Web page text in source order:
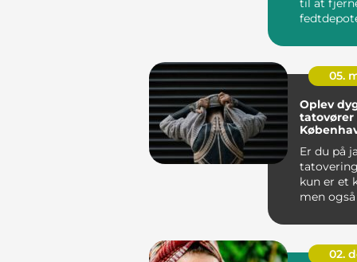
til at
05.
Oplev
tatovører
Er du på
kun er et
men også
02.